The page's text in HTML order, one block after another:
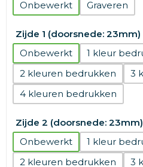
Onbewerkt
Graveren
Zijde 1 (doorsnede: 23mm)
Onbewerkt
1
2
3
4
Zijde 2 (doorsnede: 23mm)
Onbewerkt
1
2
3